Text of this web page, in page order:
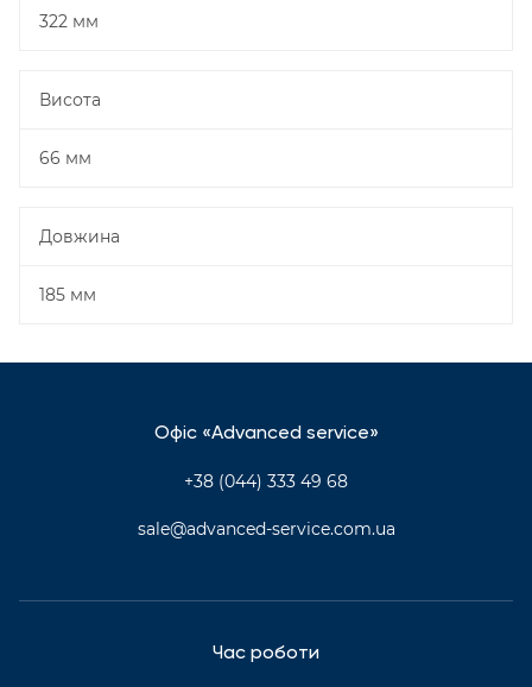
322 мм
Висота
66 мм
Довжина
185 мм
Офіс «Advanced service»
+38 (044) 333 49 68
sale@advanced-service.com.ua
Час роботи